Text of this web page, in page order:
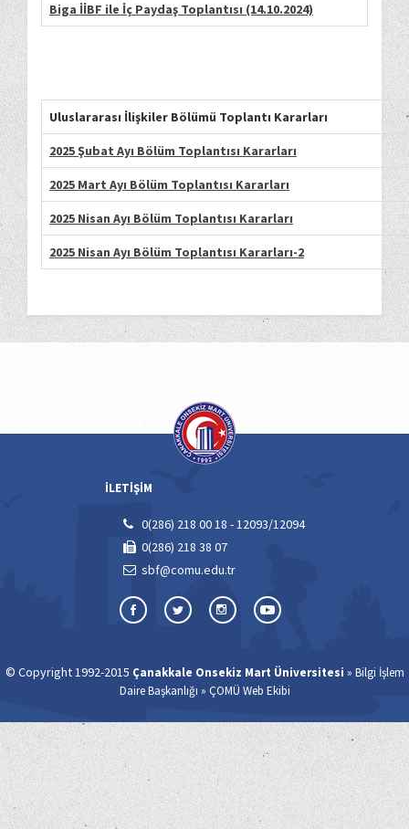
Biga İİBF ile İç Paydaş Toplantısı (14.10.2024)
Uluslararası İlişkiler Bölümü Toplantı Kararları
2025 Şubat Ayı Bölüm Toplantısı Kararları
2025 Mart Ayı Bölüm Toplantısı Kararları
2025 Nisan Ayı Bölüm Toplantısı Kararları
2025 Nisan Ayı Bölüm Toplantısı Kararları-2
İLETİŞİM
0(286) 218 00 18 - 12093/12094
0(286) 218 38 07
sbf@comu.edu.tr
© Copyright 1992-2015 Çanakkale Onsekiz Mart Üniversitesi » Bilgi İşlem
Daire Başkanlığı » ÇOMÜ Web Ekibi